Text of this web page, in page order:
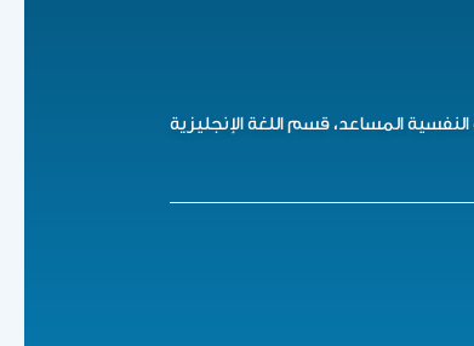
المساعد، قسم اللغة الإنجليزية